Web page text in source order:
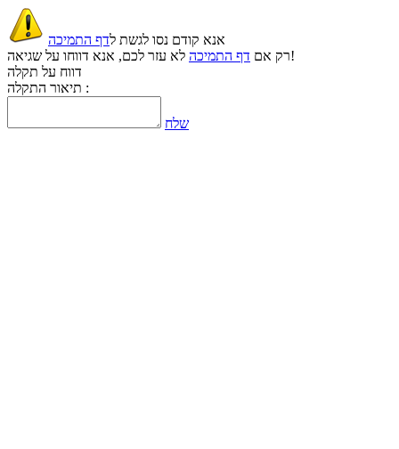
אנא קודם נסו לגשת לדף התמיכה
רק אם דף התמיכה
לא עזר לכם, אנא דווחו על שגיאה!
דווח על תקלה
תיאור התקלה :
שלח